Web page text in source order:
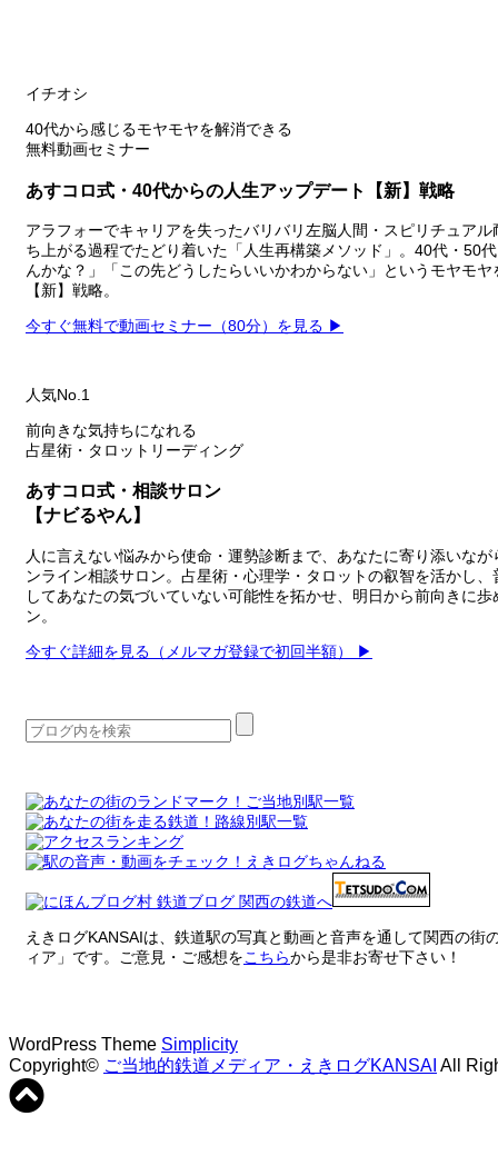
イチオシ
40代から感じるモヤモヤを解消できる
無料動画セミナー
あすコロ式・40代からの人生アップデート【新】戦略
アラフォーでキャリアを失ったバリバリ左脳人間・スピリチュア
ち上がる過程でたどり着いた「人生再構築メソッド」。40代・50
んかな？」「この先どうしたらいいかわからない」というモヤモ
【新】戦略。
今すぐ無料で動画セミナー（80分）を見る ▶
人気No.1
前向きな気持ちになれる
占星術・タロットリーディング
あすコロ式・相談サロン
【ナビるやん】
人に言えない悩みから使命・運勢診断まで、あなたに寄り添いな
ンライン相談サロン。占星術・心理学・タロットの叡智を活かし
してあなたの気づいていない可能性を拓かせ、明日から前向きに
ン。
今すぐ詳細を見る（メルマガ登録で初回半額） ▶
えきログKANSAIは、鉄道駅の写真と動画と音声を通して関西の街
ィア」です。ご意見・ご感想をこちらから是非お寄せ下さい！
WordPress Theme Simplicity
Copyright© ご当地的鉄道メディア・えきログKANSAI All